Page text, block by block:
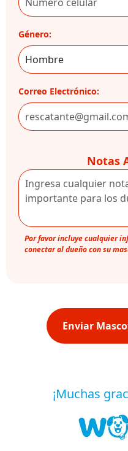
Género:
Correo Electrónico:
Notas
Por favor incluye cualquier
conectar al dueño con su
Enviar
¡Muchas